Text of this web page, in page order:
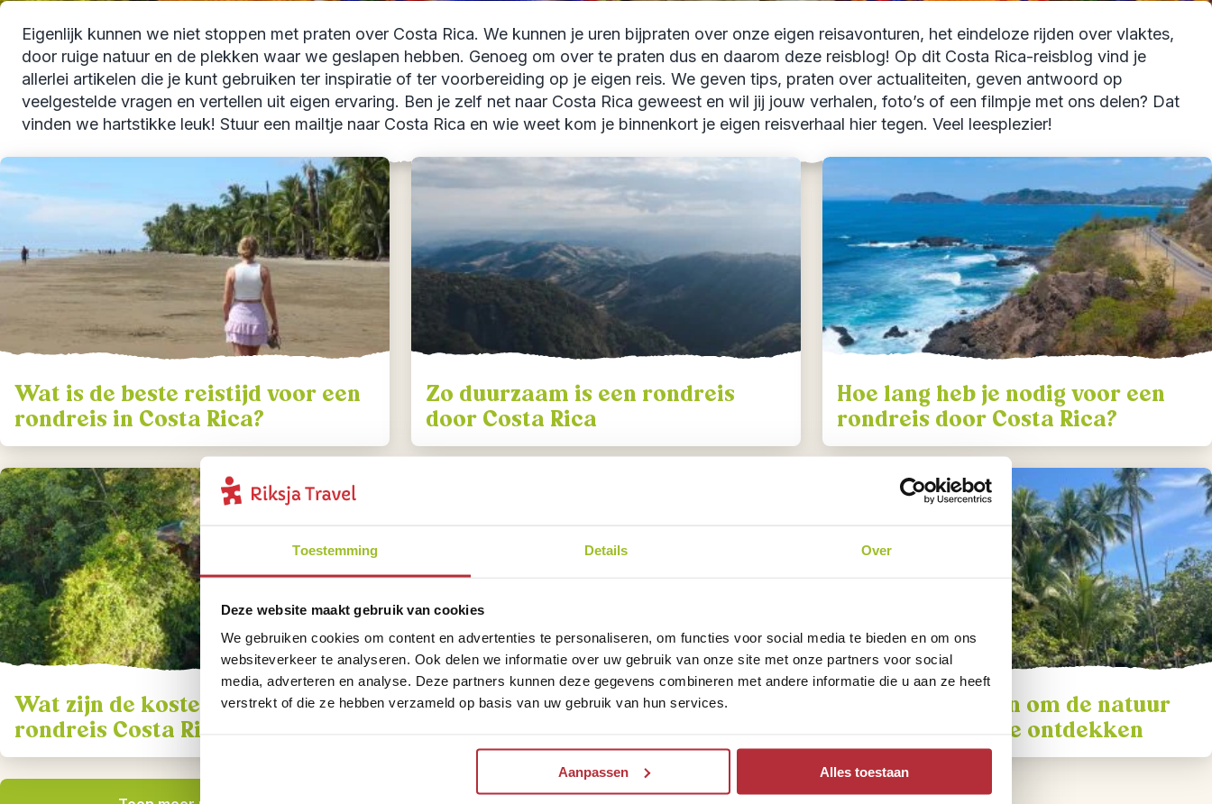
Toestemming Details Over
Deze website maakt gebruik van cookies
We gebruiken cookies om content en advertenties te personaliseren, om functies voor social media te bieden en om ons
websiteverkeer te analyseren. Ook delen we informatie over uw gebruik van onze site met onze partners voor social
media, adverteren en analyse. Deze partners kunnen deze gegevens combineren met andere informatie die u aan ze heeft
verstrekt of die ze hebben verzameld op basis van uw gebruik van hun services.
Aanpassen Alles toestaan
Eigenlijk kunnen we niet stoppen met praten over Costa Rica. We kunnen je uren bijpraten over onze eigen reisavonturen, het eindeloze rijden over vlaktes,
door ruige natuur en de plekken waar we geslapen hebben. Genoeg om over te praten dus en daarom deze reisblog! Op dit Costa Rica-reisblog vind je
allerlei artikelen die je kunt gebruiken ter inspiratie of ter voorbereiding op je eigen reis. We geven tips, praten over actualiteiten, geven antwoord op
veelgestelde vragen en vertellen uit eigen ervaring. Ben je zelf net naar Costa Rica geweest en wil jij jouw verhalen, foto’s of een filmpje met ons delen? Dat
vinden we hartstikke leuk! Stuur een mailtje naar Costa Rica en wie weet kom je binnenkort je eigen reisverhaal hier tegen. Veel leesplezier!
Wat is de beste reistijd voor een
rondreis in Costa Rica?
Zo duurzaam is een rondreis
door Costa Rica
Hoe lang heb je nodig voor een
rondreis door Costa Rica?
Wat zijn de kosten voor een
rondreis Costa Rica met Riksja
Travel?
Welke activiteiten kan ik doen
De beste plekken om de natuur
van Costa Rica te ontdekken